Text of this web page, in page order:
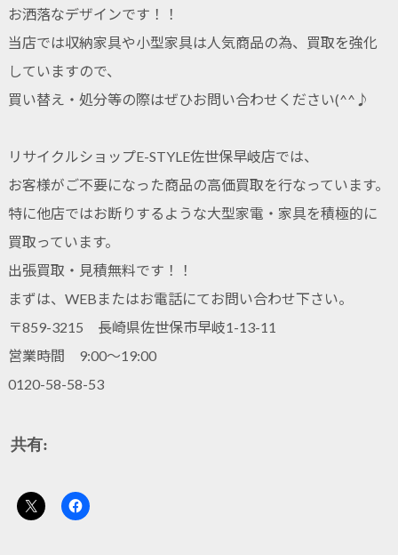
お洒落なデザインです！！
当店では収納家具や小型家具は人気商品の為、買取を強化
していますので、
買い替え・処分等の際はぜひお問い合わせください(^^♪
リサイクルショップE-STYLE佐世保早岐店では、
お客様がご不要になった商品の高価買取を行なっています。
特に他店ではお断りするような大型家電・家具を積極的に
買取っています。
出張買取・見積無料です！！
まずは、WEBまたはお電話にてお問い合わせ下さい。
〒859-3215 長崎県佐世保市早岐1-13-11
営業時間 9:00～19:00
0120-58-58-53
共有: